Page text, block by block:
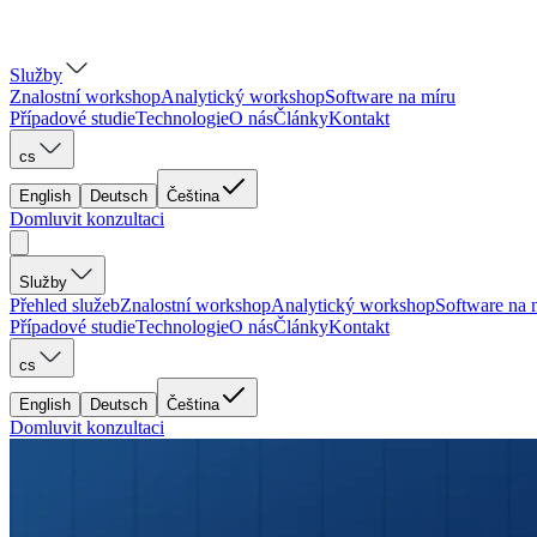
Služby
Znalostní workshopAnalytický workshopSoftware na míru
Případové studieTechnologieO násČlánkyKontakt
cs
English Deutsch Čeština
Domluvit konzultaci
Služby
Přehled služebZnalostní workshopAnalytický workshopSoftware na
Případové studieTechnologieO násČlánkyKontakt
cs
English Deutsch Čeština
Domluvit konzultaci